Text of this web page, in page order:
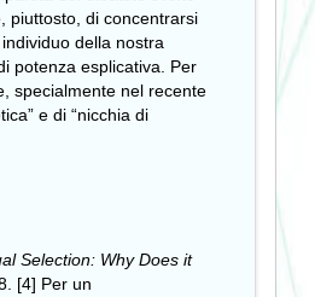
piuttosto, di concentrarsi
della nostra
potenza esplicativa. Per
specialmente nel recente
e di “nicchia di
Selection: Why Does it
[4] Per un